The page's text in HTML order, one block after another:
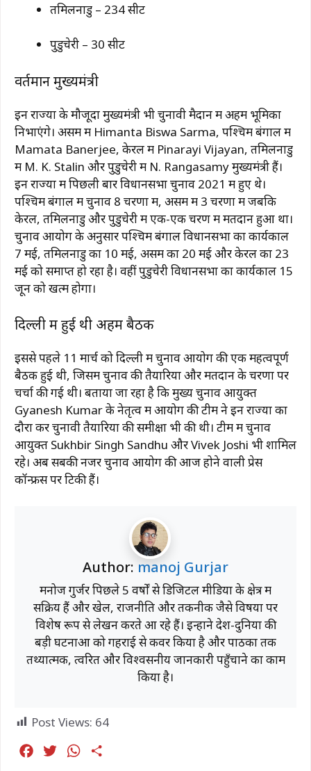
तमिलनाडु – 234 सीटें
पुडुचेरी – 30 सीटें
वर्तमान मुख्यमंत्री
इन राज्यों के मौजूदा मुख्यमंत्री भी चुनावी मैदान में अहम भूमिका
निभाएंगे। असम में Himanta Biswa Sarma, पश्चिम बंगाल में
Mamata Banerjee, केरल में Pinarayi Vijayan, तमिलनाडु
में M. K. Stalin और पुडुचेरी में N. Rangasamyमुख्यमंत्री हैं।
इन राज्यों में पिछली बार विधानसभा चुनाव 2021 में हुए थे।
पश्चिम बंगाल में चुनाव 8 चरणों में, असम में 3 चरणों में जबकि
केरल, तमिलनाडु और पुडुचेरी में एक-एक चरण में मतदान हुआ था।
चुनाव आयोग के अनुसार पश्चिम बंगाल विधानसभा का कार्यकाल
7 मई, तमिलनाडु का 10 मई, असम का 20 मई और केरल का 23
मई को समाप्त हो रहा है। वहीं पुडुचेरी विधानसभा का कार्यकाल 15
जून को खत्म होगा।
दिल्ली में हुई थी अहम बैठक
इससे पहले 11 मार्च को दिल्ली में चुनाव आयोग की एक महत्वपूर्ण
बैठक हुई थी, जिसमें चुनाव की तैयारियों और मतदान के चरणों पर
चर्चा की गई थी। बताया जा रहा है कि मुख्य चुनाव आयुक्त
Gyanesh Kumarके नेतृत्व में आयोग की टीम ने इन राज्यों का
दौरा कर चुनावी तैयारियों की समीक्षा भी की थी। टीम में चुनाव
आयुक्त Sukhbir Singh Sandhu औरVivek Joshi भी शामिल
रहे। अब सबकी नजरें चुनाव आयोग की आज होने वाली प्रेस
कॉन्फ्रेंस पर टिकी हैं।
Author: manoj Gurjar
मनोज गुर्जर पिछले 5 वर्षों से डिजिटल मीडिया के क्षेत्र में
सक्रिय हैं और खेल, राजनीति और तकनीक जैसे विषयों पर
विशेष रूप से लेखन करते आ रहे हैं। इन्होंने देश-दुनिया की
बड़ी घटनाओं को गहराई से कवर किया है और पाठकों तक
तथ्यात्मक, त्वरित और विश्वसनीय जानकारी पहुँचाने का काम
किया है।
Post Views: 64
W